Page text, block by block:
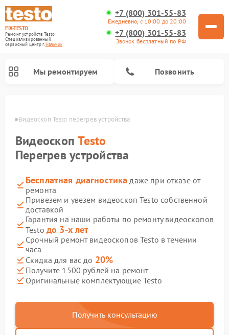
FIX-TESTO
Ремонт устройств Testo
Специализированный
cервисный центр г.Нальчик
+7 (800) 301-55-83
Ежедневно, с 10:00 до 20:00
+7 (800) 301-55-83
Звонок бесплатный по РФ
Мы ремонтируем Позвонить
Видеоскоп Testo перегрев устройства
ВидеоскопTesto
Перегрев устройства
Бесплатная диагностика даже при отказе от
ремонта
Привезем и увезем видеоскоп Testo собственной
доставкой
Гарантия на наши работы по ремонту видеоскопов
Testo до 3-х лет
Срочный ремонт видеоскопов Testo в течении
часа
Скидка для вас до 20%
Получите 1500 рублей на ремонт
Оригинальные комплектующие Testo
Получить консультацию